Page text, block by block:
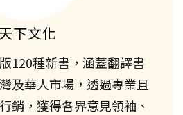
天下文化
120種新書，涵蓋翻譯書
及華人市場，透過專業且
銷，獲得各界意見領袖、